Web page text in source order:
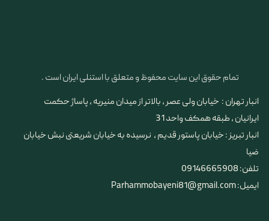
تمام حقوق این سایت محفوظ و متعلق با استنلی ایران است .
انبار تهران : خیابان ولی عصر ، بالاتر از میدان منیریه ، پاساژ حکمت
ایرانیان ، طبقه همکف واحد 31
​​​​​​​انبار تبریز : خیابان پاستور قدیم ، نرسیده به خیابان شریعتی نبش خیابان
ضیا
تلفن: 09146665908
ایمیل: Parhammobayeni81@gmail.com